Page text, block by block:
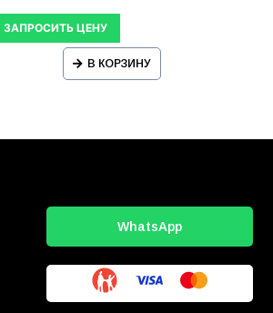
В КОРЗИНУ
WhatsApp